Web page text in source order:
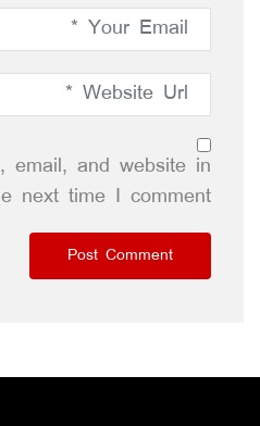
email, and website in
next time I comment.